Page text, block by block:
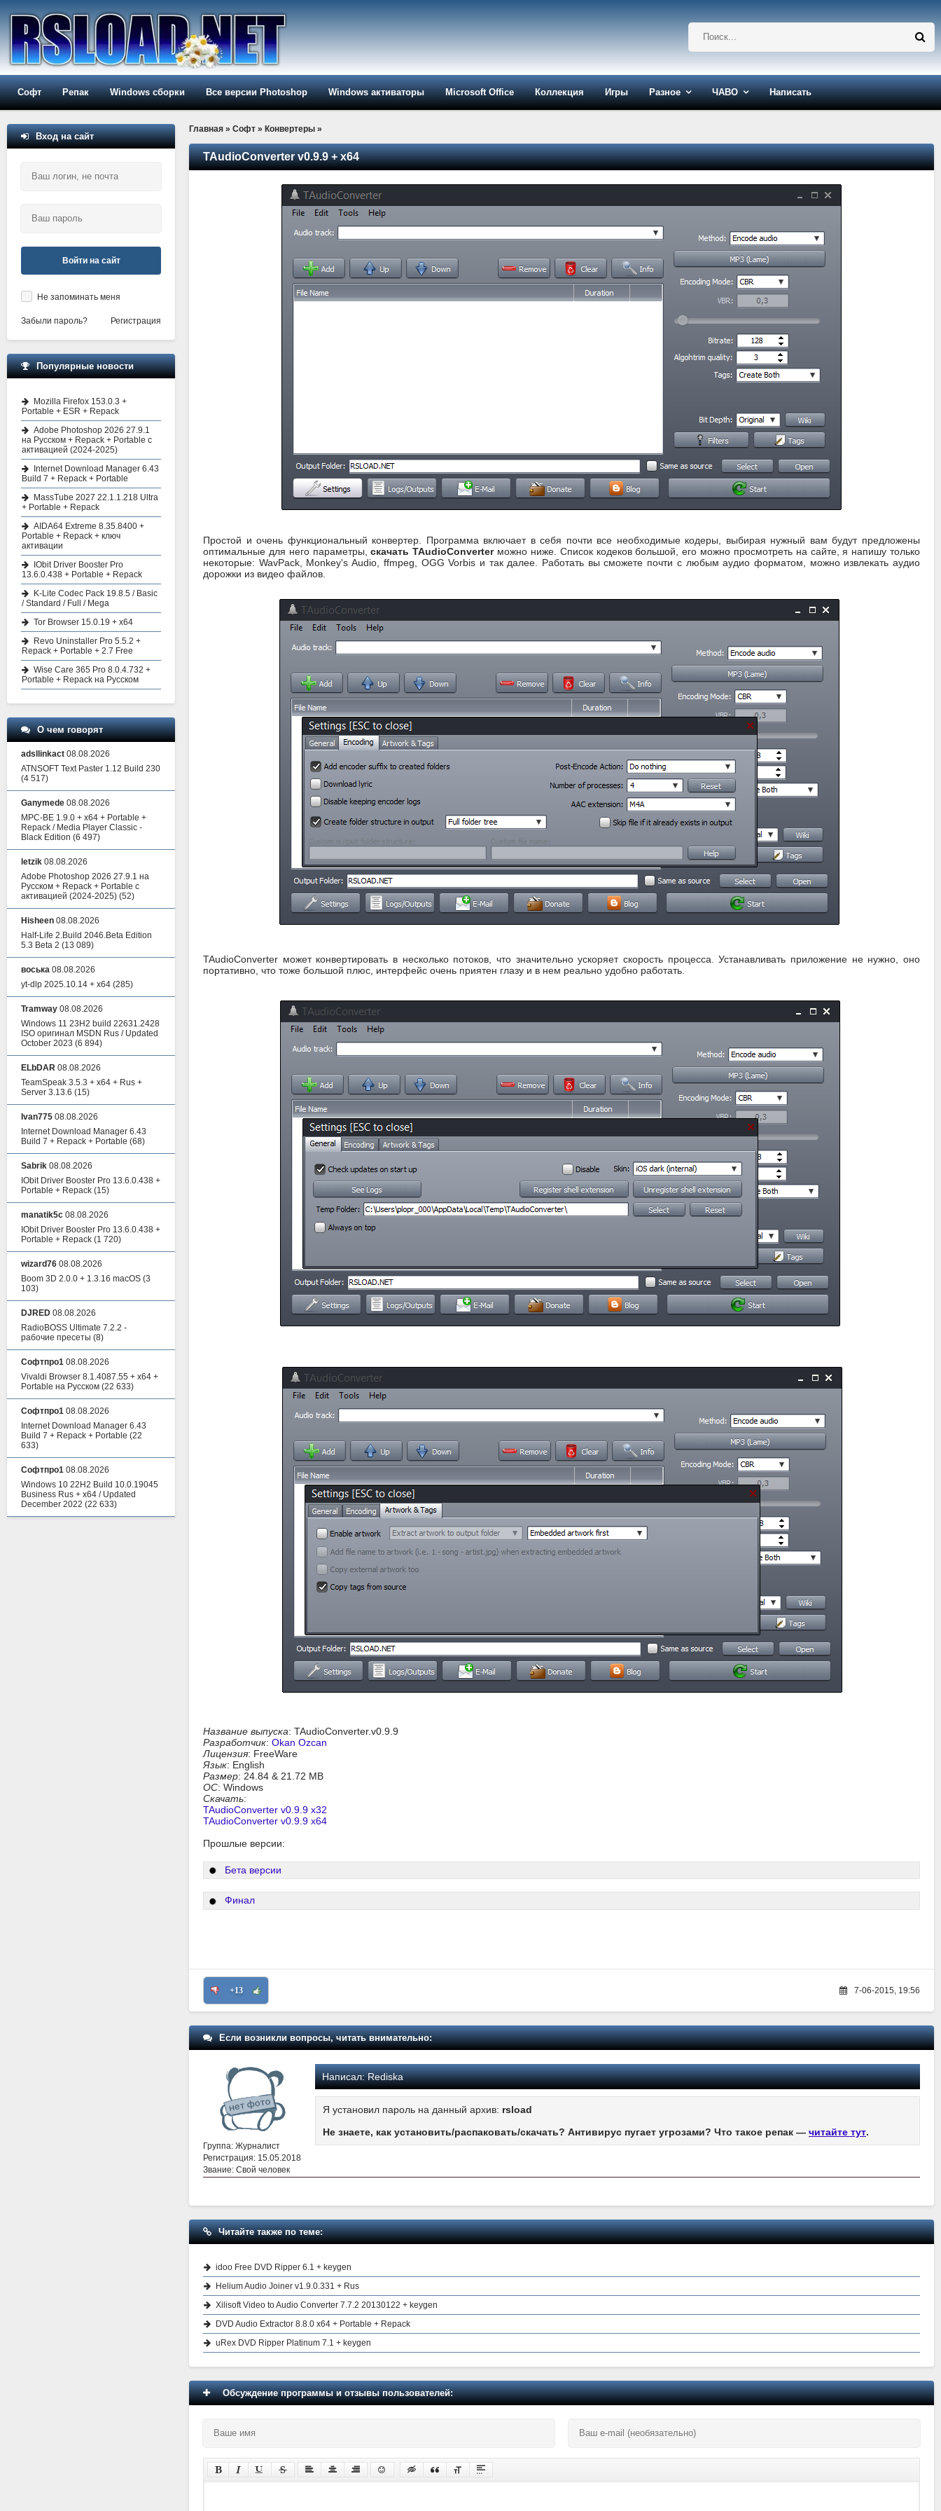
Софт Репак Windows сборки Все версии Photoshop Windows активаторы Microsoft Office Коллекция Игры Разное ЧАВО Написать
Главная » Софт » Конвертеры »
TAudioConverter v0.9.9 + x64
Простой и очень функциональный конвертер. Программа включает в себя почти все необходимые кодеры, выбирая нужный вам будут предложены
оптимальные для него параметры,скачать TAudioConverterможно ниже. Список кодеков большой, его можно просмотреть на сайте, я напишу только
некоторые: WavPack, Monkey's Audio, ffmpeg, OGG Vorbis и так далее. Работать вы сможете почти с любым аудио форматом, можно извлекать аудио
дорожки из видео файлов.
TAudioConverter может конвертировать в несколько потоков, что значительно ускоряет скорость процесса. Устанавливать приложение не нужно, оно
портативно, что тоже большой плюс, интерфейс очень приятен глазу и в нем реально удобно работать.
Название выпуска: TAudioConverter.v0.9.9
Разработчик: Okan Ozcan
Лицензия: FreeWare
Язык: English
Размер: 24.84 & 21.72 MB
ОС: Windows
Скачать:
TAudioConverter v0.9.9 x32
TAudioConverter v0.9.9 x64
Прошлые версии:
Бета версии
Финал
+13 7-06-2015, 19:56
Если возникли вопросы, читать внимательно:
Группа: Журналист
Регистрация: 15.05.2018
Звание: Свой человек
Написал:Rediska
Я установил пароль на данный архив: rsload
Не знаете, как установить/распаковать/скачать? Антивирус пугает угрозами? Что такое репак — читайте тут.
Читайте также по теме:
idoo Free DVD Ripper 6.1 + keygen
Helium Audio Joiner v1.9.0.331 + Rus
Xilisoft Video to Audio Converter 7.7.2 20130122 + keygen
DVD Audio Extractor 8.8.0 x64 + Portable + Repack
uRex DVD Ripper Platinum 7.1 + keygen
Обсуждение программы и отзывы пользователей:
Вход на сайт
Войти на сайт
Не запоминать меня
Забыли пароль? Регистрация
Популярные новости
Mozilla Firefox 153.0.3 +
Portable + ESR + Repack
Adobe Photoshop 2026 27.9.1
на Русском + Repack + Portable с
активацией (2024-2025)
Internet Download Manager 6.43
Build 7 + Repack + Portable
MassTube 2027 22.1.1.218 Ultra
+ Portable + Repack
AIDA64 Extreme 8.35.8400 +
Portable + Repack + ключ
активации
IObit Driver Booster Pro
13.6.0.438 + Portable + Repack
K-Lite Codec Pack 19.8.5 / Basic
/ Standard / Full / Mega
Tor Browser 15.0.19 + x64
Revo Uninstaller Pro 5.5.2 +
Repack + Portable + 2.7 Free
Wise Care 365 Pro 8.0.4.732 +
Portable + Repack на Русском
О чем говорят
adsllinkact 08.08.2026
ATNSOFT Text Paster 1.12 Build 230
(4 517)
Ganymede 08.08.2026
MPC-BE 1.9.0 + x64 + Portable +
Repack / Media Player Classic -
Black Edition (6 497)
letzik 08.08.2026
Adobe Photoshop 2026 27.9.1 на
Русском + Repack + Portable с
активацией (2024-2025) (52)
Hisheen 08.08.2026
Half-Life 2.Build 2046.Beta Edition
5.3 Beta 2 (13 089)
воська 08.08.2026
yt-dlp 2025.10.14 + x64 (285)
Tramway 08.08.2026
Windows 11 23H2 build 22631.2428
ISO оригинал MSDN Rus / Updated
October 2023 (6 894)
ELbDAR 08.08.2026
TeamSpeak 3.5.3 + x64 + Rus +
Server 3.13.6 (15)
Ivan775 08.08.2026
Internet Download Manager 6.43
Build 7 + Repack + Portable (68)
Sabrik 08.08.2026
IObit Driver Booster Pro 13.6.0.438 +
Portable + Repack (15)
manatik5c 08.08.2026
IObit Driver Booster Pro 13.6.0.438 +
Portable + Repack (1 720)
wizard76 08.08.2026
Boom 3D 2.0.0 + 1.3.16 macOS (3
103)
DJRED 08.08.2026
RadioBOSS Ultimate 7.2.2 -
рабочие пресеты (8)
Софтпро1 08.08.2026
Vivaldi Browser 8.1.4087.55 + x64 +
Portable на Русском (22 633)
Софтпро1 08.08.2026
Internet Download Manager 6.43
Build 7 + Repack + Portable (22
633)
Софтпро1 08.08.2026
Windows 10 22H2 Build 10.0.19045
Business Rus + x64 / Updated
December 2022 (22 633)